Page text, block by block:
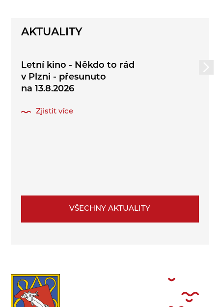
AKTUALITY
Letní kino - Někdo to rád
v Plzni - přesunuto
na 13.8.2026
Zjistit více
VŠECHNY AKTUALITY